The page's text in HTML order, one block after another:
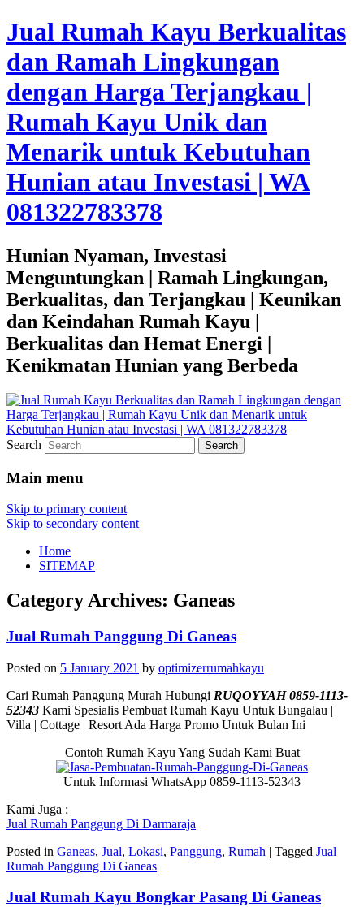
Jual Rumah Kayu Berkualitas
dan Ramah Lingkungan
dengan Harga Terjangkau |
Rumah Kayu Unik dan
Menarik untuk Kebutuhan
Hunian atau Investasi | WA
081322783378
Hunian Nyaman, Investasi
Menguntungkan | Ramah Lingkungan,
Berkualitas, dan Terjangkau | Keunikan
dan Keindahan Rumah Kayu |
Berkualitas dan Hemat Energi |
Kenikmatan Hunian yang Berbeda
Search
Main menu
Skip to primary content
Skip to secondary content
Home
SITEMAP
Category Archives: Ganeas
Jual Rumah Panggung Di Ganeas
Posted on 5 January 2021 by optimizerrumahkayu
Cari Rumah Panggung Murah Hubungi RUQOYYAH 0859-1113-
52343 Kami Spesialis Pembuat Rumah Kayu Untuk Bungalau |
Villa | Cottage | Resort Ada Harga Promo Untuk Bulan Ini
Contoh Rumah Kayu Yang Sudah Kami Buat
Untuk Informasi WhatsApp 0859-1113-52343
Kami Juga :
Jual Rumah Panggung Di Darmaraja
Posted in Ganeas, Jual, Lokasi, Panggung, Rumah | Tagged Jual
Rumah Panggung Di Ganeas
Jual Rumah Kayu Bongkar Pasang Di Ganeas